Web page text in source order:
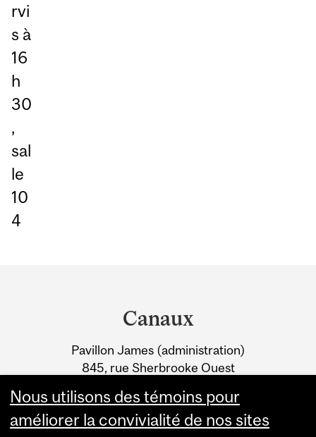
rvi
s à
16
h
30
,
sal
le
10
4
Information
Canaux
Pavillon James (administration)
845, rue Sherbrooke Ouest
Nous utilisons des témoins pour
améliorer la convivialité de nos sites